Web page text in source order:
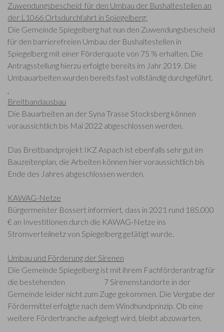
Zuwendungsbescheid für den Umbau der Bushaltestellen an
der L1066 Ortsdurchfahrt in Spiegelberg:
Die Gemeinde Spiegelberg hat nun den Zuwendungsbescheid
für den barrierefreien Umbau der Bushaltestellen in
Spiegelberg mit einer Förderquote von 75 % erhalten. Die
Antragsstellung hierzu erfolgte bereits im Jahr 2019. Die
Umbauarbeiten wurden bereits fast vollständig durchgeführt.
Breitbandausbau
Die Bauarbeiten an der Syna Trasse Stocksberg können
voraussichtlich bis Mai 2022 abgeschlossen werden.
Das Breitbandprojekt IKZ Aspach ist ebenfalls sehr gut im
Bauzeitenplan, die Arbeiten können hier voraussichtlich bis
Ende des Jahres abgeschlossen werden.
KAWAG-Netze
Bürgermeister Bossert informiert, dass in 2021 rund 185.000
€ an Investitionen durch die KAWAG-Netze ins
Stromverteilnetz von Spiegelberg getätigt wurde.
Umbau und Förderung der Sirenen
Die Gemeinde Spiegelberg ist mit ihrem Fachförderantrag für
die bestehenden 7 Sirenenstandorte in der
Gemeinde leider nicht zum Zuge gekommen. Die Vergabe der
Fördermittel erfolgte nach dem Windhundprinzip. Ob eine
weitere Fördertranche aufgelegt wird, bleibt abzuwarten.